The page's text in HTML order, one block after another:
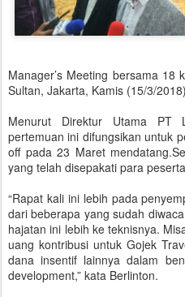
Manager’s Meeting bersama
Sultan, Jakarta, Kamis (15/3/
Menurut Direktur Utama PT
pertemuan ini difungsikan untuk
off pada 23 Maret
yang telah disepakati para
“Rapat kali ini lebih pada
dari beberapa yang sudah
hajatan ini lebih ke teknisnya.
uang kontribusi untuk Gojek
dana insentif lainnya dalam
development,” kata Berlinton.